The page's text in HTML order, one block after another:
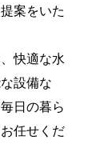
案をいた
快適な水
設備な
日の暮ら
任せくだ